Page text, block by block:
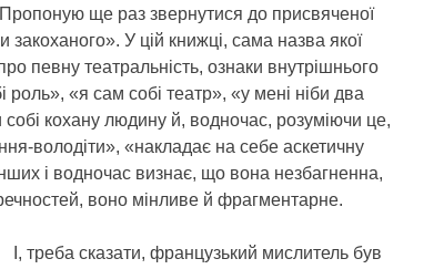
Пропоную ще раз звернутися до присвяченої
У цій книжці, сама назва якої
певну театральність, ознаки внутрішнього
роль», «я сам собі театр», «у мені ніби два
кохану людину й, водночас, розуміючи це,
володіти», «накладає на себе аскетичну
і водночас визнає, що вона незбагненна,
воно мінливе й фрагментарне.
І, треба сказати, французький мислитель був